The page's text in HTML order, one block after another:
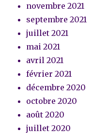
novembre 2021
septembre 2021
juillet 2021
mai 2021
avril 2021
février 2021
décembre 2020
octobre 2020
août 2020
juillet 2020